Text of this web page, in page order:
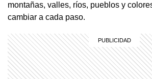
montañas, valles, ríos, pueblos y
cambiar a cada paso.